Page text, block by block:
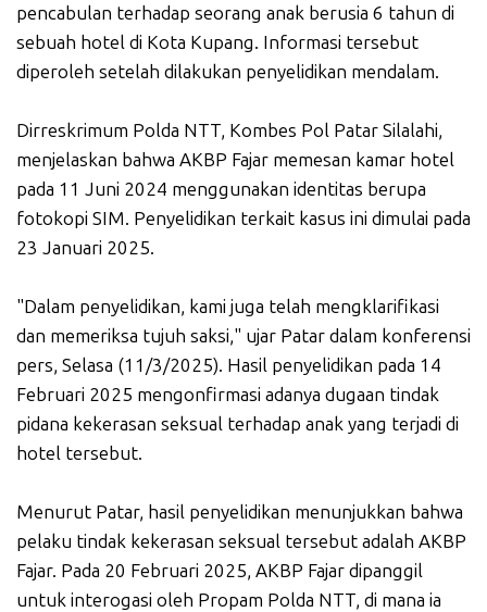
pencabulan terhadap seorang anak berusia 6 tahun di
sebuah hotel di Kota Kupang. Informasi tersebut
diperoleh setelah dilakukan penyelidikan mendalam.
Dirreskrimum Polda NTT, Kombes Pol Patar Silalahi,
menjelaskan bahwa AKBP Fajar memesan kamar hotel
pada 11 Juni 2024 menggunakan identitas berupa
fotokopi SIM. Penyelidikan terkait kasus ini dimulai pada
23 Januari 2025.
"Dalam penyelidikan, kami juga telah mengklarifikasi
dan memeriksa tujuh saksi," ujar Patar dalam konferensi
pers, Selasa (11/3/2025). Hasil penyelidikan pada 14
Februari 2025 mengonfirmasi adanya dugaan tindak
pidana kekerasan seksual terhadap anak yang terjadi di
hotel tersebut.
Menurut Patar, hasil penyelidikan menunjukkan bahwa
pelaku tindak kekerasan seksual tersebut adalah AKBP
Fajar. Pada 20 Februari 2025, AKBP Fajar dipanggil
untuk interogasi oleh Propam Polda NTT, di mana ia